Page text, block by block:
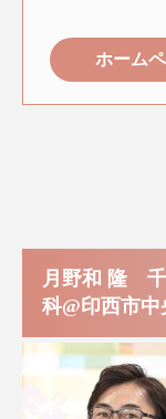
ホーム
月野和 隆 千
科@印西市中